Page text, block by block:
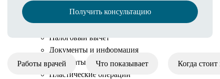
Онлайн оплата
Рассрочка
Налоговый вычет
Документы и информация
Результаты
Пластические операции
Получить консультацию
Работы врачей Что показывает Когда